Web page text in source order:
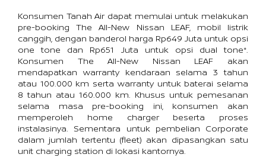
Konsumen Tanah Air dapat memulai untuk melakukan
pre-booking The All-New Nissan LEAF, mobil listrik
canggih, dengan banderol harga Rp649 Juta untuk opsi
one tone dan Rp651 Juta untuk opsi dual tone*.
Konsumen The All-New Nissan LEAF akan
mendapatkan warranty kendaraan selama 3 tahun
atau 100.000 km serta warranty untuk baterai selama
8 tahun atau 160.000 km. Khusus untuk pemesanan
selama masa pre-booking ini, konsumen akan
memperoleh home charger beserta proses
instalasinya. Sementara untuk pembelian Corporate
dalam jumlah tertentu (fleet) akan dipasangkan satu
unit charging station di lokasi kantornya.